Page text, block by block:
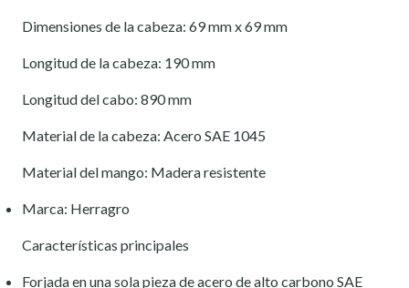
Dimensiones de la cabeza: 69 mm x 69 mm
Longitud de la cabeza: 190 mm
Longitud del cabo: 890 mm
Material de la cabeza: Acero SAE 1045
Material del mango: Madera resistente
Marca: Herragro
Características principales
Forjada en una sola pieza de acero de alto carbono SAE